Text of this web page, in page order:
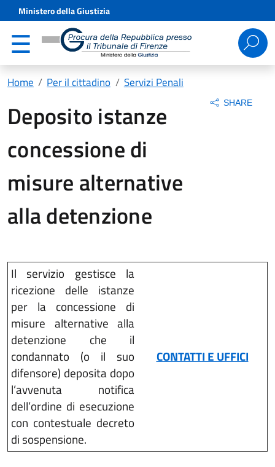
Ministero della Giustizia
Ricerca
per:
Home Per il cittadino Servizi Penali
Deposito istanze
concessione di
misure alternative
alla detenzione
SHARE
Il servizio gestisce la
ricezione delle istanze
per la concessione di
misure alternative alla
detenzione che il
condannato (o il suo
difensore) deposita dopo
l’avvenuta notifica
dell’ordine di esecuzione
con contestuale decreto
di sospensione.
CONTATTI E UFFICI